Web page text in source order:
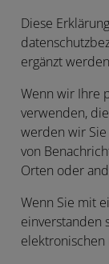
Diese
ergänzt
Wenn wir Ihre
verwenden,
werden wir
von
Orten oder
Wenn Sie mit
einverstanden
elektronischen